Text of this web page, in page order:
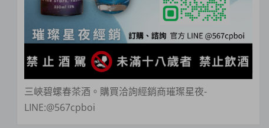
三峽碧螺春茶酒。購買洽詢經銷商璀璨星夜-
LINE:@567cpboi